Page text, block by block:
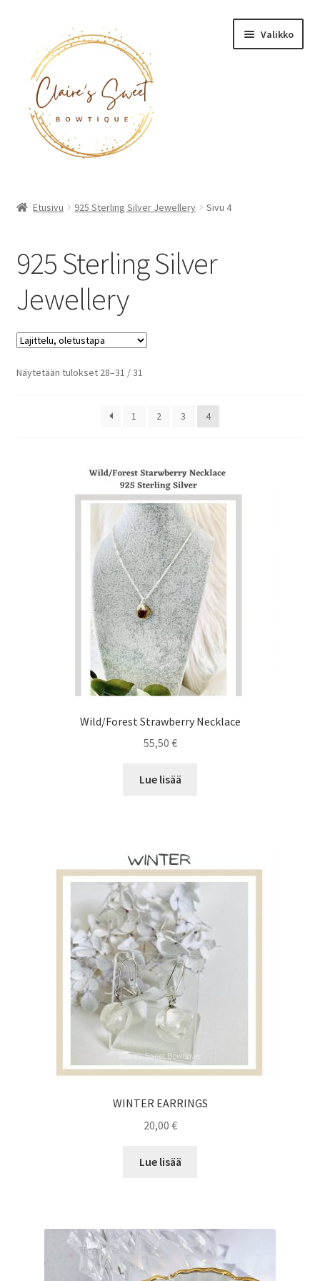
navigointiin
sisältöön
Valikko
Etusivu 925 Sterling Silver Jewellery Sivu 4
925 Sterling Silver
Jewellery
Näytetään tulokset 28–31 / 31
1 2 3 4
Wild/Forest Strawberry Necklace
55,50 €
Lue lisää
WINTER EARRINGS
20,00 €
Lue lisää